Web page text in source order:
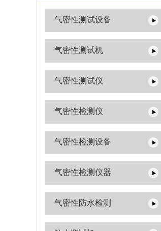
气密性测试设备
气密性测试机
气密性测试仪
气密性检测仪
气密性检测设备
气密性检测仪器
气密性防水检测